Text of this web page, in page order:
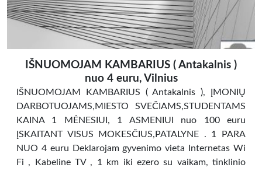
IŠNUOMOJAM KAMBARIUS ( Antakalnis )
nuo 4 euru, Vilnius
IŠNUOMOJAM KAMBARIUS ( Antakalnis ), ĮMONIŲ
DARBOTUOJAMS,MIESTO SVEČIAMS,STUDENTAMS
KAINA 1 MĖNESIUI, 1 ASMENIUI nuo 100 euru
ĮSKAITANT VISUS MOKESČIUS,PATALYNE . 1 PARA
NUO 4 euru Deklarojam gyvenimo vieta Internetas Wi
Fi , Kabeline TV , 1 km iki ezero su vaikam, tinklinio